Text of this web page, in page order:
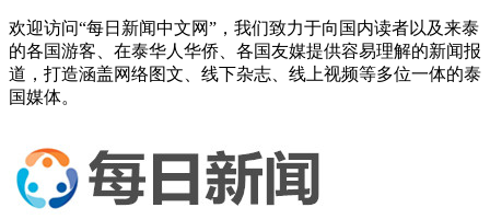
欢迎访问“每日新闻中文网”，我们致力于向国内读者以及来泰
的各国游客、在泰华人华侨、各国友媒提供容易理解的新闻报
道，打造涵盖网络图文、线下杂志、线上视频等多位一体的泰
国媒体。